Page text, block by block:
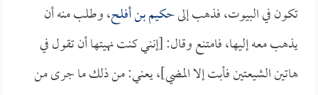
تكون في البيوت، فذهب إلىحكيم بن أفلح، وطلب منه أن
يذهب معه إليها، فامتنع وقال: [إنني كنت نهيتها أن تقول في
هاتين الشيعتين فأبت إلا المضي]، يعني: من ذلك ما جرى من